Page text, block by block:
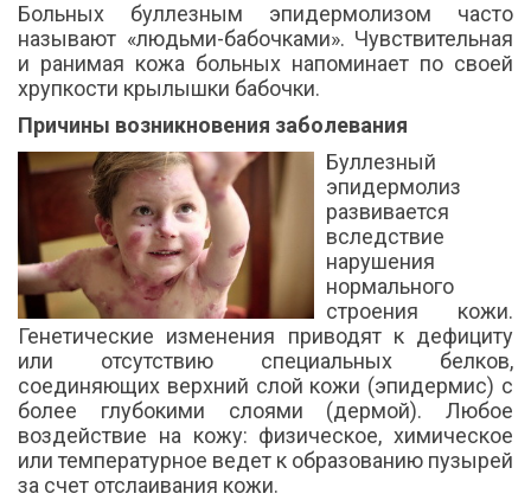
Больных буллезным эпидермолизом часто
называют «людьми-бабочками». Чувствительная
и ранимая кожа больных напоминает по своей
хрупкости крылышки бабочки.
Причины возникновения заболевания
Буллезный
эпидермолиз
развивается
вследствие
нарушения
нормального
строения кожи.
Генетические изменения приводят к дефициту
или отсутствию специальных белков,
соединяющих верхний слой кожи (эпидермис) с
более глубокими слоями (дермой). Любое
воздействие на кожу: физическое, химическое
или температурное ведет к образованию пузырей
за счет отслаивания кожи.